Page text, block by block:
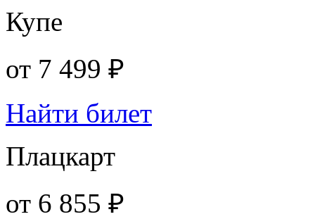
Купе
от 7 499 ₽
Найти билет
Плацкарт
от 6 855 ₽